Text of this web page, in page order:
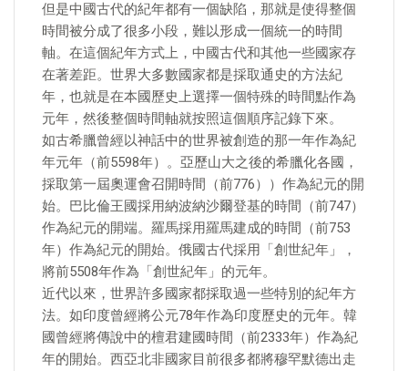
但是中國古代的紀年都有一個缺陷，那就是使得整個
時間被分成了很多小段，難以形成一個統一的時間
軸。在這個紀年方式上，中國古代和其他一些國家存
在著差距。世界大多數國家都是採取通史的方法紀
年，也就是在本國歷史上選擇一個特殊的時間點作為
元年，然後整個時間軸就按照這個順序記錄下來。
如古希臘曾經以神話中的世界被創造的那一年作為紀
年元年（前5598年）。亞歷山大之後的希臘化各國，
採取第一屆奧運會召開時間（前776））作為紀元的開
始。巴比倫王國採用納波納沙爾登基的時間（前747）
作為紀元的開端。羅馬採用羅馬建成的時間（前753
年）作為紀元的開始。俄國古代採用「創世紀年」，
將前5508年作為「創世紀年」的元年。
近代以來，世界許多國家都採取過一些特別的紀年方
法。如印度曾經將公元78年作為印度歷史的元年。韓
國曾經將傳說中的檀君建國時間（前2333年）作為紀
年的開始。西亞北非國家目前很多都將穆罕默德出走